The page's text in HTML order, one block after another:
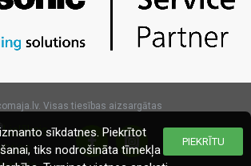
Visas tiesības aizsargātas
PIEKRĪTU
sīkdatnes. Piekrītot
tiks nodrošināta tīmekļa